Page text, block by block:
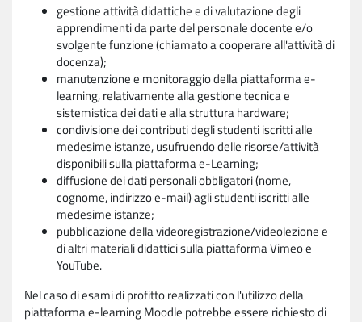
gestione attività didattiche e di valutazione degli
apprendimenti da parte del personale docente e/o
svolgente funzione (chiamato a cooperare all'attività di
docenza);
manutenzione e monitoraggio della piattaforma e-
learning, relativamente alla gestione tecnica e
sistemistica dei dati e alla struttura hardware;
condivisione dei contributi degli studenti iscritti alle
medesime istanze, usufruendo delle risorse/attività
disponibili sulla piattaforma e-Learning;
diffusione dei dati personali obbligatori (nome,
cognome, indirizzo e-mail) agli studenti iscritti alle
medesime istanze;
pubblicazione della videoregistrazione/videolezione e
di altri materiali didattici sulla piattaforma Vimeo e
YouTube.
Nel caso di esami di profitto realizzati con l'utilizzo della
piattaforma e-learning Moodle potrebbe essere richiesto di